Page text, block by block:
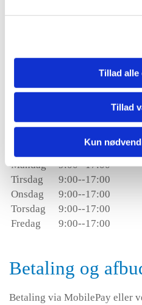
Tillad alle
Tillad
Kun
Med app'en "parkering
ledig parkeringsplads tæt på
Telefoniske
Mandag
9:00--17:00
Tirsdag
9:00--17:00
Onsdag
9:00--17:00
Torsdag
9:00--17:00
Fredag
9:00--17:00
Betaling og
Betaling via MobilePay eller